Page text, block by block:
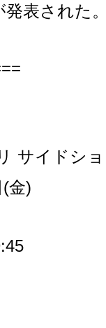
発表された
サイドシ
金)